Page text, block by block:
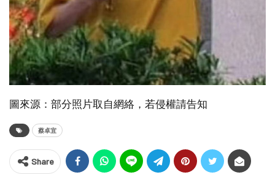
圖來源：部分照片取自網絡，若侵權請告知
蔡卓宜
Share